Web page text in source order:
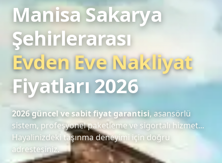
Manisa Sakarya
Şehirlerarası
Evden Eve Nakliyat
Fiyatları 2026
2026 güncel ve sabit fiyat garantisi, asansörlü
sistem, profesyonel paketleme ve sigortalı hizmet...
Hayalinizdeki taşınma deneyimi için doğru
adrestesiniz.